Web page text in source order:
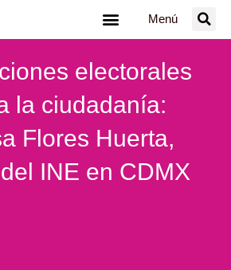
Menú
electorales
la ciudadanía:
Flores Huerta,
INE en CDMX